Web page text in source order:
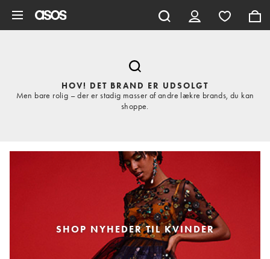
HOV! DET BRAND ER UDSOLGT
Men bare rolig – der er stadig masser af andre lækre brands, du kan
shoppe.
SHOP NYHEDER TIL KVINDER